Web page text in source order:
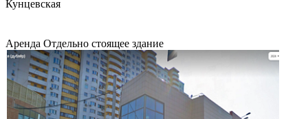
Кунцевская
Аренда Отдельно стоящее здание